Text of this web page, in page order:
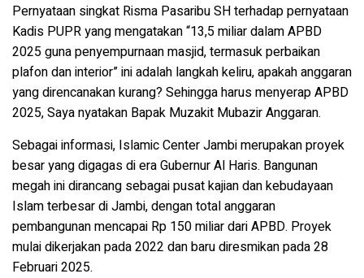
Pernyataan singkat Risma Pasaribu SH terhadap pernyataan
Kadis PUPR yang mengatakan “13,5 miliar dalam APBD
2025 guna penyempurnaan masjid, termasuk perbaikan
plafon dan interior” ini adalah langkah keliru, apakah anggaran
yang direncanakan kurang? Sehingga harus menyerap APBD
2025, Saya nyatakan Bapak Muzakit Mubazir Anggaran.
Sebagai informasi, Islamic Center Jambi merupakan proyek
besar yang digagas di era Gubernur Al Haris. Bangunan
megah ini dirancang sebagai pusat kajian dan kebudayaan
Islam terbesar di Jambi, dengan total anggaran
pembangunan mencapai Rp 150 miliar dari APBD. Proyek
mulai dikerjakan pada 2022 dan baru diresmikan pada 28
Februari 2025.